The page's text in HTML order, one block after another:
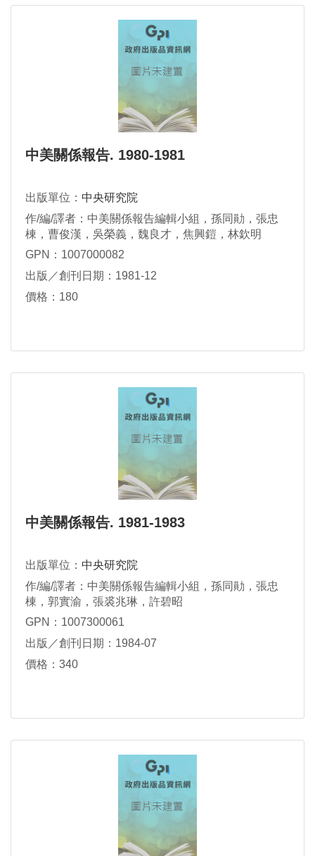
中美關係報告. 1980-1981
出版單位： 中央研究院
作/編/譯者：中美關係報告編輯小組，孫同勛，張忠
棟，曹俊漢，吳榮義，魏良才，焦興鎧，林欽明
GPN：1007000082
出版／創刊日期：1981-12
價格：180
中美關係報告. 1981-1983
出版單位： 中央研究院
作/編/譯者：中美關係報告編輯小組，孫同勛，張忠
棟，郭實渝，張裘兆琳，許碧昭
GPN：1007300061
出版／創刊日期：1984-07
價格：340